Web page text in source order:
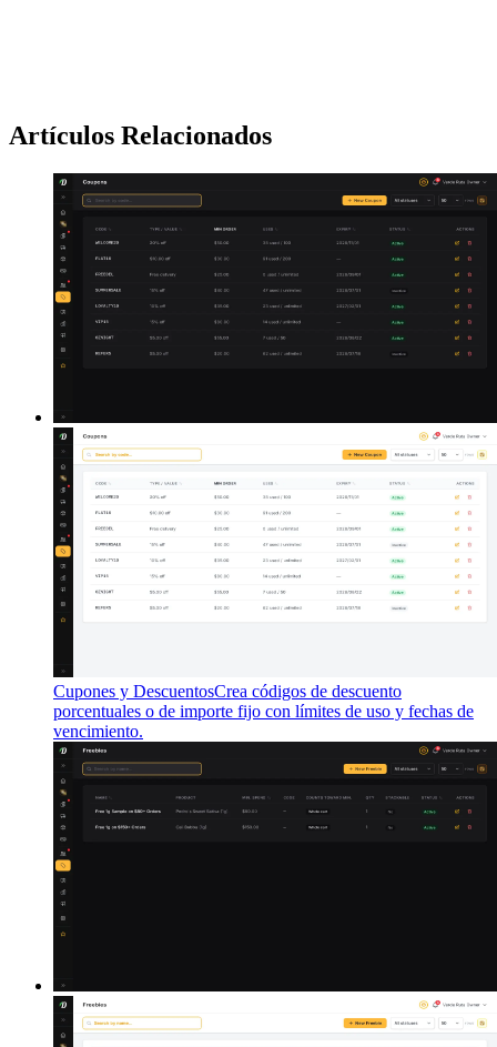
Artículos Relacionados
Cupones y DescuentosCrea códigos de descuento
porcentuales o de importe fijo con límites de uso y fechas de
vencimiento.